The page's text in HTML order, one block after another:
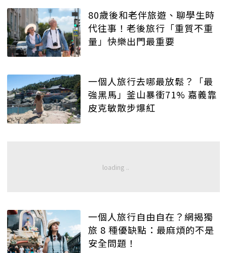
80歲後和老伴旅遊、聊學生時
代往事！老後旅行「重質不重
量」快樂出門最重要
一個人旅行去哪最放鬆？「最
強黑馬」釜山暴衝71% 嘉義靠
皮克敏散步爆紅
一個人旅行自由自在？網揭獨
旅 8 種優缺點：最麻煩的不是
安全問題！